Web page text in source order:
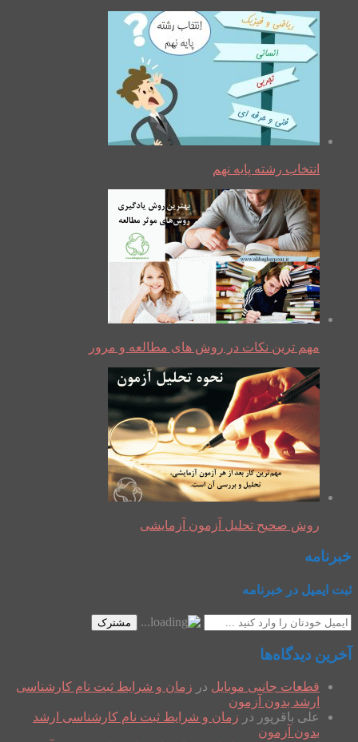
انتخاب رشته پایه نهم
مهم ترین نکات در روش های مطالعه و مرور
روش صحیح تحلیل آزمون آزمایشی
خبرنامه
ثبت ایمیل در خبرنامه
مشترک
آخرین دیدگاه‌ها
قطعات جانبی موبایل در زمان و شرایط ثبت نام کارشناسی
ارشد بدون آزمون
علی باقرپور در زمان و شرایط ثبت نام کارشناسی ارشد
بدون آزمون